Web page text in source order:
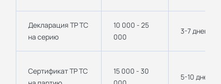
Декларация ТР ТС
на серию
10 000 - 25
000
3-7 дней
Сертификат ТР ТС
15 000 - 30
5-10 дней